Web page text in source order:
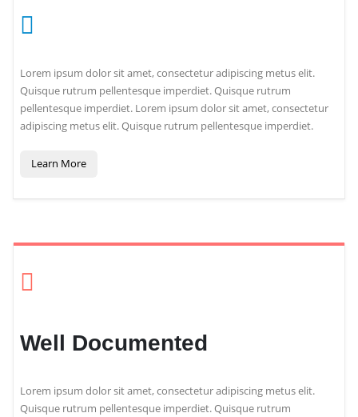
Lorem ipsum dolor sit amet, consectetur adipiscing metus elit.
Quisque rutrum pellentesque imperdiet. Quisque rutrum
pellentesque imperdiet. Lorem ipsum dolor sit amet, consectetur
adipiscing metus elit. Quisque rutrum pellentesque imperdiet.
Learn More
Well Documented
Lorem ipsum dolor sit amet, consectetur adipiscing metus elit.
Quisque rutrum pellentesque imperdiet. Quisque rutrum